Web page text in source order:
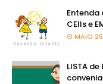
Entenda
CEIIs e
MAIO
LISTA de